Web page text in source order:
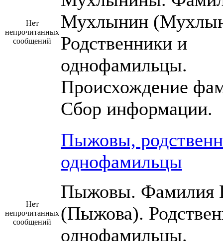
Нет
непрочитанных
сообщений
Мухлынин
Родственники и
однофамильцы.
Происхождение
Сбор информации.
Нет
непрочитанных
сообщений
Пыжовы,
однофамильцы
Пыжовы. Фамилия
(Пыжова).
однофамильцы.